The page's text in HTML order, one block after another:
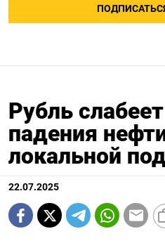
ПОДПИСАТЬСЯ
Рубль
падения
локальной
22.07.2025